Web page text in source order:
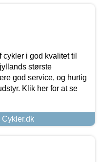
i god kvalitet til
største
god service, og hurtig
Klik her for at se